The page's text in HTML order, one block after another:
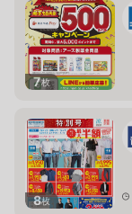
7枚
8枚